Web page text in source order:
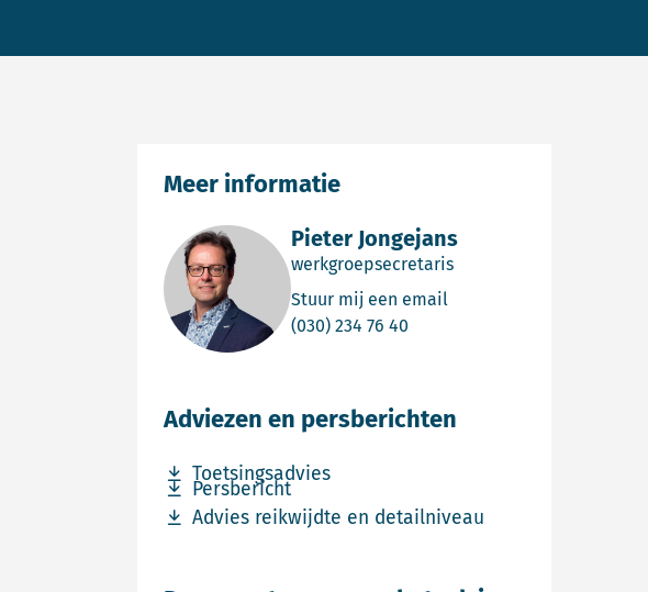
Pieter Jongejans
werkgroepsecretaris
Stuur mij een email
(030) 234 76 40
Meer informatie
Adviezen en persberichten
Toetsingsadvies
Download bestand Toetsingsadvies
Persbericht
Download bestand Persbericht
Advies reikwijdte en detailniveau
Download bestand Advies reikwijdte en detailniveau